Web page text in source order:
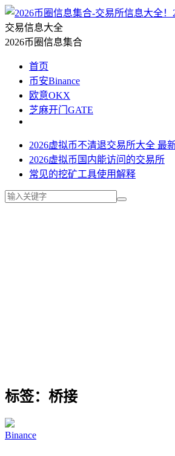
交易信息大全
2026币圈信息集合
首页
币安Binance
欧意OKX
芝麻开门GATE
2026虚拟币不清退交易所大全 最
2026虚拟币国内能访问的交易所
常见的挖矿工具使用解释
标签：桥接
Binance